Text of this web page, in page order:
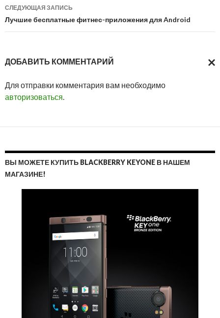
СЛЕДУЮЩАЯ ЗАПИСЬ
Лучшие бесплатные фитнес-приложения для Android
ДОБАВИТЬ КОММЕНТАРИЙ
Для отправки комментария вам необходимо
авторизоваться.
ВЫ МОЖЕТЕ КУПИТЬ BLACKBERRY KEYONE В НАШЕМ
МАГАЗИНЕ!